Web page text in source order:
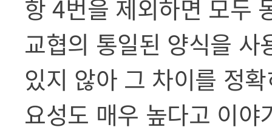
항 4번을 제외하면 모두
교협의 통일된 양식을
있지 않아 그 차이를 정
요성도 매우 높다고 이